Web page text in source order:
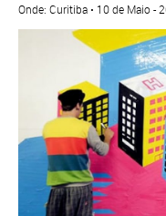
Onde: Curitiba • 10 de Maio -